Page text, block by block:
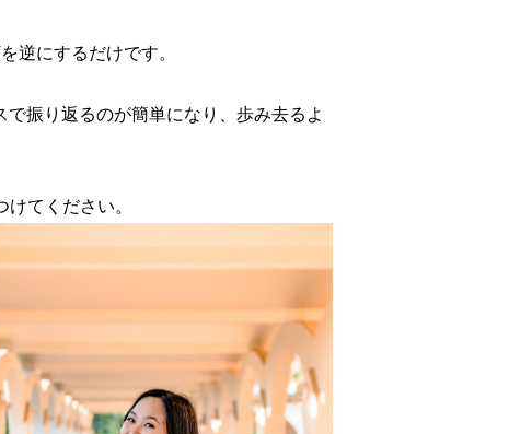
逆にするだけです。
振り返るのが簡単になり、歩み去るよ
てください。